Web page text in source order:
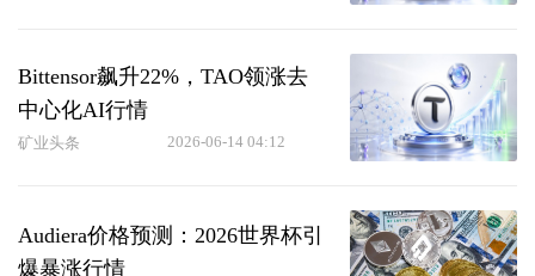
Bittensor飙升22%，TAO领涨去
中心化AI行情
矿业头条 2026-06-14 04:12
Audiera价格预测：2026世界杯引
爆暴涨行情